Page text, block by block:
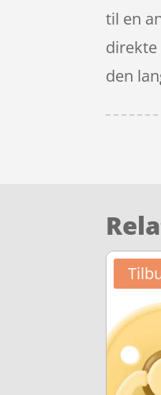
til en
den